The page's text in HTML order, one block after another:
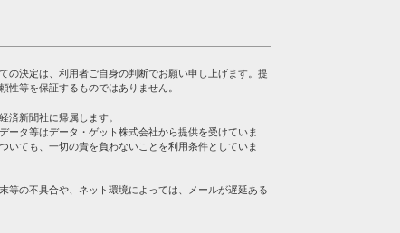
の決定は、利用者ご自身の判断でお願い申し上げます。提
等を保証するものではありません。
済新聞社に帰属します。
ータ等はデータ・ゲット株式会社から提供を受けていま
いても、一切の責を負わないことを利用条件としていま
等の不具合や、ネット環境によっては、メールが遅延ある